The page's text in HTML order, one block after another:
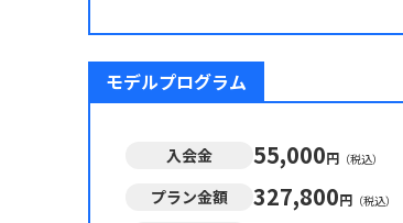
モデルプログラム
入会金 55,000円 （税込）
プラン金額 327,800円 （税込）